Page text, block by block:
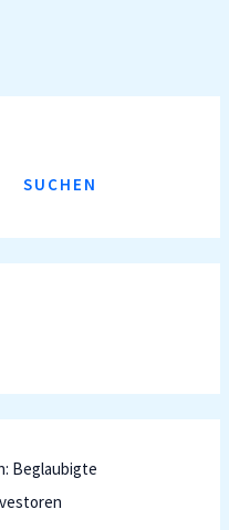
SUCHEN
Beglaubigte